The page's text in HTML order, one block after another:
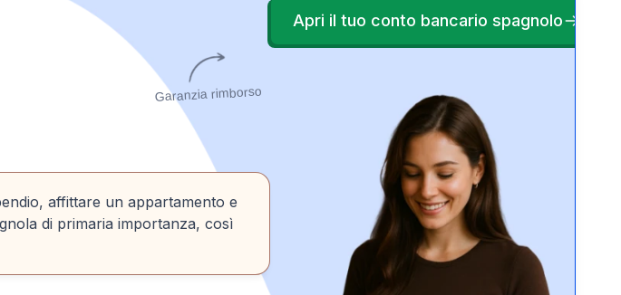
affittare un appartamento e
di primaria importanza, così
Garanzia rimborso
Apri il tuo conto bancario spagnolo